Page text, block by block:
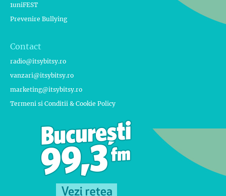
1uniFEST
Prevenire Bullying
Contact
radio@itsybitsy.ro
vanzari@itsybitsy.ro
marketing@itsybitsy.ro
Termeni si Conditii & Cookie Policy